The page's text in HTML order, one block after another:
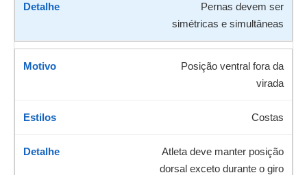
Pernas devem ser
simétricas e simultâneas
Posição ventral fora da
virada
Costas
Atleta deve manter posição
dorsal exceto durante o giro